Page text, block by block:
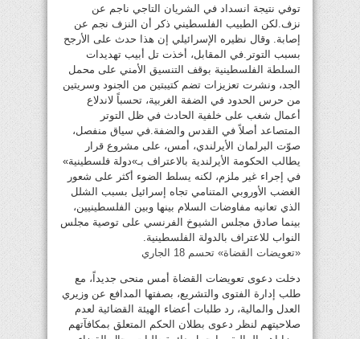
توفي نتيجة انسداد في الشريان التاجي ناجم عن
نزف.لكن الطبيب الفلسطيني ذكر أن النزف نجم عن
إصابة. وقال نظيره الإسرائيلي إن هذا حدث على الأرجح
بسبب التوتر.في المقابل، أخذت تل أبيب تهديدات
السلطة الفلسطينية بوقف التنسيق الأمني على محمل
الجد، ونشرت تعزيزات تضم كتيبتين من الجنود وسريتين
من حرس الحدود في الضفة الغربية، تحسباً لاندلاع
أعمال شغب على خلفية الحادث في ظل التوتر
المتصاعد أصلاً في القدس والضفة.في سياق منفصل،
صوّت البرلمان الأيرلندي، أمس، على مشروع قرار
يطالب الحكومة الأيرلندية بالاعتراف بـ»دولة فلسطينية»
في إجراء غير ملزم، لكنه يسلط الضوء أكثر على شعور
الغضب الأوروبي المتنامي تجاه إسرائيل بسبب الشلل
الذي تعانيه مفاوضات السلام بينها وبين الفلسطينيين،
بينما صادق مجلس الشيوخ الفرنسي على توصية مجلس
النواب للاعتراف بالدولة الفلسطينية.
«تعويضات القضاة» تحسم 18 الجاري
دخلت دعوى تعويضات القضاة أمس منحى جديداً، مع
طلب إدارة الفتوى والتشريع، بصفتها المدافع عن وزيري
العدل والمالية، رد طلبات أعضاء الهيئة القضائية لعدم
صلاحيتهم لنظر دعوى بطلان الحكم المتعلق بمكافآتهم